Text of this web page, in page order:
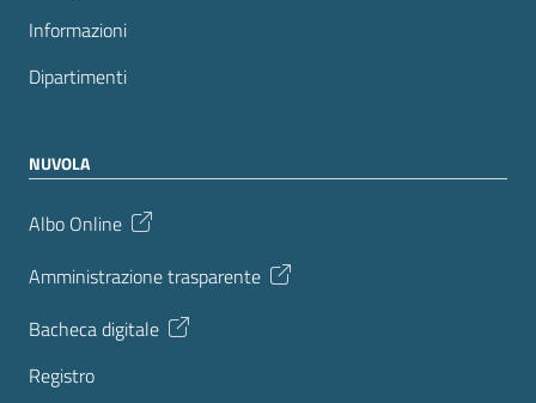
Informazioni
Dipartimenti
NUVOLA
Albo Online
Amministrazione trasparente
Bacheca digitale
Registro